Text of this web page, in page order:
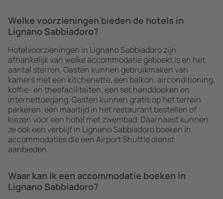
Welke voorzieningen bieden de hotels in
Lignano Sabbiadoro?
Hotelvoorzieningen in Lignano Sabbiadoro zijn
afhankelijk van welke accommodatie geboekt is en het
aantal sterren. Gasten kunnen gebruikmaken van
kamers met een kitchenette, een balkon, airconditioning,
koffie- en theefaciliteiten, een set handdoeken en
internettoegang. Gasten kunnen gratis op het terrein
parkeren, een maaltijd in het restaurant bestellen of
kiezen voor een hotel met zwembad. Daarnaast kunnen
ze ook een verblijf in Lignano Sabbiadoro boeken in
accommodaties die een Airport Shuttle dienst
aanbieden.
Waar kan ik een accommodatie boeken in
Lignano Sabbiadoro?